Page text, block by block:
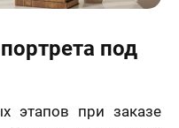
под
этапов при заказе